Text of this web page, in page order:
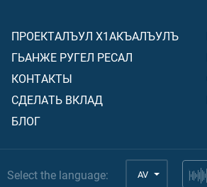
ПРОЕКТАЛЪУЛ Х1АКЪАЛЪУЛЪ
ГЬАНЖЕ РУГЕЛ РЕСАЛ
КОНТАКТЫ
СДЕЛАТЬ ВКЛАД
БЛОГ
Select the language: AV